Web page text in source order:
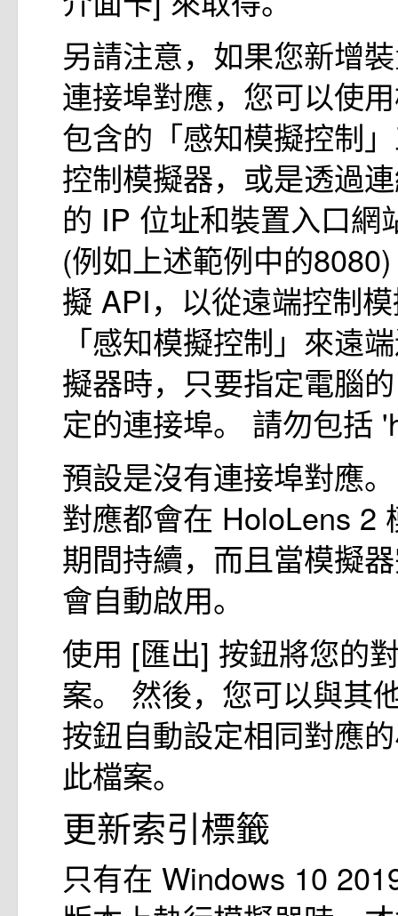
另請注意，如果您新增
連接埠對應，您可以使
包含的「感知模擬控制
控制模擬器，或是透過
的 IP 位址和裝置入口網
(例如上述範例中的
擬 API，以從遠端控制
「感知模擬控制」來遠
擬器時，只要指定電腦
定的連接埠。 請勿包括
預設是沒有連接埠對應
對應都會在 HoloLens 2
期間持續，而且當模擬
會自動啟用。
使用 [匯出] 按鈕將您的
案。 然後，您可以與其
按鈕自動設定相同對應
此檔案。
更新索引標籤
只有在 Windows 10